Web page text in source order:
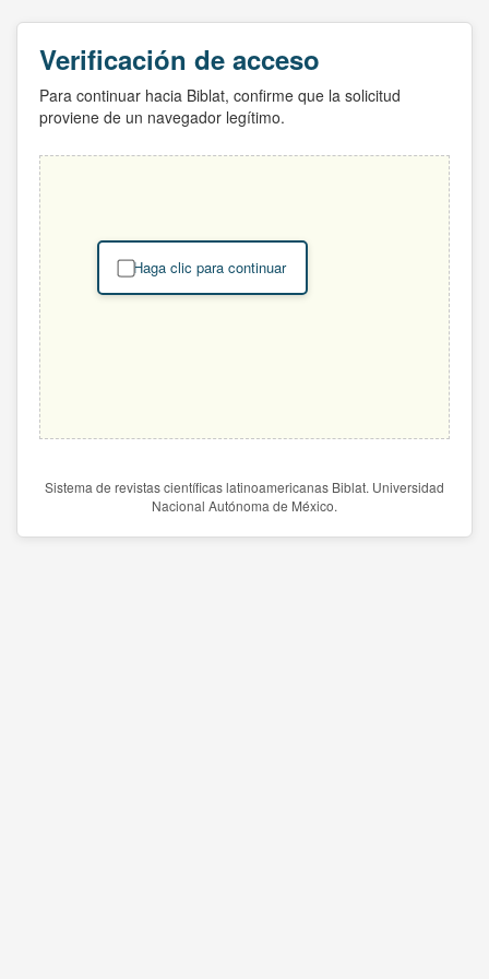
Verificación de acceso
Para continuar hacia Biblat, confirme que la solicitud
proviene de un navegador legítimo.
Haga clic para continuar
Sistema de revistas científicas latinoamericanas Biblat. Universidad
Nacional Autónoma de México.